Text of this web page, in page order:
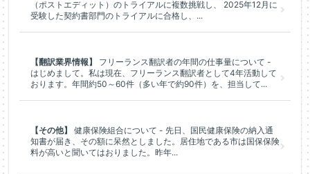
（ポストエディット）のトライアルに複数挑戦し、 2025年12月に
受験した契約書部門のトライアルに合格し、...
【翻訳業界情報】
フリーランス翻訳者の年間の仕事量について -
はじめまして。私は現在、フリーランス翻訳者として4年活動して
おります。年間約50～60件（多い年で約90件）を、担当して...
【その他】
健康保険組合について - 先日、国民健康保険の納入通
知書が届き、その額に呆然としました。居住地である市は国保保険
料が高いと聞いてはおりました。昨年...